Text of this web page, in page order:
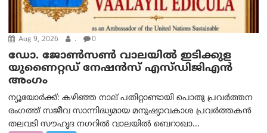
Aug 9, 2026 . 0
ഡോ. ജോൺസൺ വാലയിൽ ഇടിക്കുള
യുണൈറ്റഡ് നേഷൻസ് എസ്ഡിജിഎൻ
അംഗം
ന്യൂയോര്‍ക്ക്: കഴിഞ്ഞ നാല് പതിറ്റാണ്ടായി പൊതു പ്രവർത്തന
രംഗത്ത് സജീവ സാന്നിദ്ധ്യമായ മനുഷ്യാവകാശ പ്രവർത്തകൻ
തലവടി സൗഹൃദ നഗറിൽ വാലയിൽ ബെറാഖാ...